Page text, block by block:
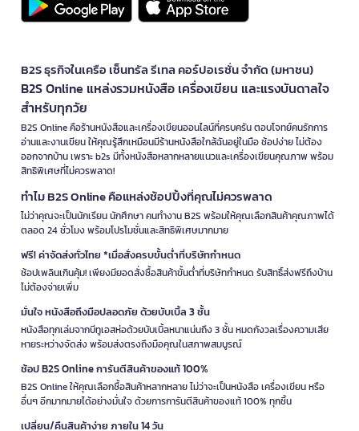
B2S ธุรกิจในเครือ เซ็นทรัล รีเทล คอร์ปอเรชั่น จำกัด (มหาชน)
B2S Online แหล่งรวมหนังสือ เครื่องเขียน และแรงบันดาลใจ
สำหรับทุกวัย
B2S Online คือร้านหนังสือและเครื่องเขียนออนไลน์ที่ครบครัน ตอบโจทย์คนรักการ
อ่านและงานเขียน ให้คุณรู้สึกเหมือนมีร้านหนังสือใกล้ฉันอยู่ในมือ ช้อปง่าย ไม่ต้อง
ออกจากบ้าน เพราะ b2s มีทั้งหนังสือหลากหลายแนวและเครื่องเขียนคุณภาพ พร้อม
สิทธิพิเศษที่ไม่ควรพลาด!
ทำไม B2S Online คือแหล่งช้อปปิ้งที่คุณไม่ควรพลาด
ไม่ว่าคุณจะเป็นนักเรียน นักศึกษา คนทำงาน B2S พร้อมให้คุณเลือกสินค้าคุณภาพได้
ตลอด 24 ชั่วโมง พร้อมโปรโมชั่นและสิทธิพิเศษมากมาย
ฟรี! ค่าจัดส่งทั่วไทย *เมื่อสั่งครบขั้นต่ำที่บริษัทกำหนด
ช้อปเพลินเกินคุ้ม! เพียงมียอดสั่งซื้อสินค้าขั้นต่ำที่บริษัทกำหนด รับสิทธิ์ส่งฟรีถึงบ้าน
ไม่ต้องจ่ายเพิ่ม
มั่นใจ หนังสือถึงมือปลอดภัย ด้วยบับเบิ้ล 3 ชั้น
หนังสือทุกเล่มจากบีทูเอสห่อด้วยบับเบิ้ลหนาแน่นถึง 3 ชั้น หมดกังวลเรื่องความเสีย
หายระหว่างจัดส่ง พร้อมส่งตรงถึงมือคุณในสภาพสมบูรณ์
ช้อป B2S Online การันตีสินค้าของแท้ 100%
B2S Online ให้คุณเลือกซื้อสินค้าหลากหลาย ไม่ว่าจะเป็นหนังสือ เครื่องเขียน หรือ
อื่นๆ อีกมากมายได้อย่างมั่นใจ ด้วยการการันตีสินค้าของแท้ 100% ทุกชิ้น
เปลี่ยน/คืนสินค้าง่าย ภายใน 14 วัน